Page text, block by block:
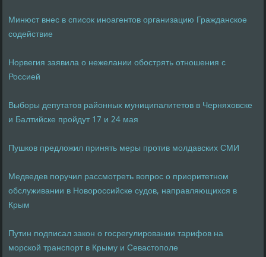
Минюст внес в список иноагентов организацию Гражданское
содействие
Норвегия заявила о нежелании обострять отношения с
Россией
Выборы депутатов районных муниципалитетов в Черняховске
и Балтийске пройдут 17 и 24 мая
Пушков предложил принять меры против молдавских СМИ
Медведев поручил рассмотреть вопрос о приоритетном
обслуживании в Новороссийске судов, направляющихся в
Крым
Путин подписал закон о госрегулировании тарифов на
морской транспорт в Крыму и Севастополе